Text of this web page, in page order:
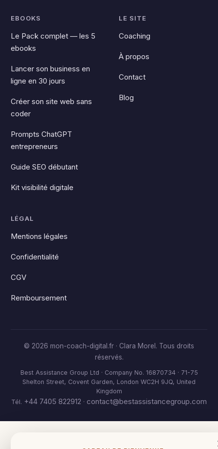
EBOOKS
Le Pack complet — les 5
ebooks
Lancer son business en
ligne en 30 jours
Créer son site web sans
coder
Prompts ChatGPT
entrepreneurs
Guide SEO débutant
Kit visibilité digitale
LE SITE
Coaching
À propos
Contact
Blog
LÉGAL
Mentions légales
Confidentialité
CGV
Remboursement
© 2026 mon-coach-digital.fr · Clara Morel. Tous droits
réservés.
Best Assistance Group Ltd · Company No. 16870734 · 71-75
Shelton Street, Covent Garden, London WC2H 9JQ, United
Kingdom
Tél. +44 7405 822912 · contact@bestassistancegroup.com